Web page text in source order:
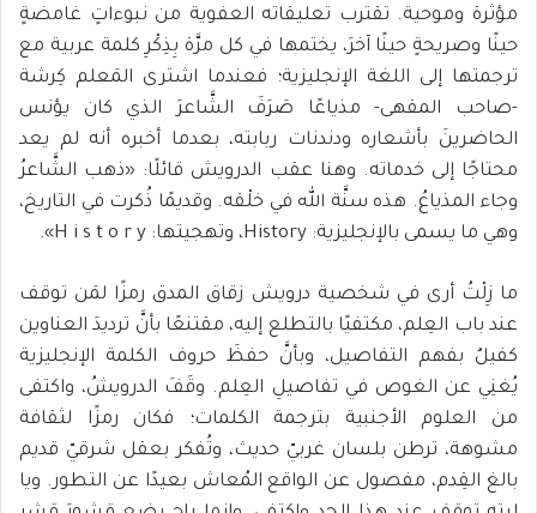
مؤثرة وموحية. تقترب تعليقاته العفوية من نبوءاتٍ غامضةٍ
حينًا وصريحةٍ حينًا آخرَ، يختمها في كل مرَّة بِذِكْرِ كلمة عربية مع
ترجمتها إلى اللغة الإنجليزية؛ فعندما اشترى المَعلم كِرشة
-صاحب المقهى- مذياعًا صَرَفَ الشَّاعرَ الذي كان يؤنس
الحاضرينَ بأشعاره ودندنات ربابته، بعدما أخبره أنه لم يعد
محتاجًا إلى خدماته. وهنا عقب الدرويش قائلًا: «ذهب الشَّاعرُ
وجاء المذياعُ. هذه سنَّة الله في خلْقه. وقديمًا ذُكرت في التاريخ،
وهي ما يسمى بالإنجليزية: History، وتهجيتها: H i s t o r y».
ما زِلْتُ أرى في شخصية درويش زقاق المدق رمزًا لمَن توقف
عند باب العِلم، مكتفيًا بالتطلع إليه، مقتنعًا بأنَّ ترديدَ العناوين
كفيلٌ بفهم التفاصيل، وبأنَّ حفظَ حروف الكلمة الإنجليزية
يُغنِي عن الغوص في تفاصيلِ العِلم. وقَفَ الدرويشُ، واكتفى
من العلوم الأجنبية بترجمة الكلمات؛ فكان رمزًا لثقافة
مشوهة، ترطن بلسان غربيّ حديث، وتُفكر بعقل شرقيّ قديم
بالغ القِدم، مفصول عن الواقع المُعاش بعيدًا عن التطور. ويا